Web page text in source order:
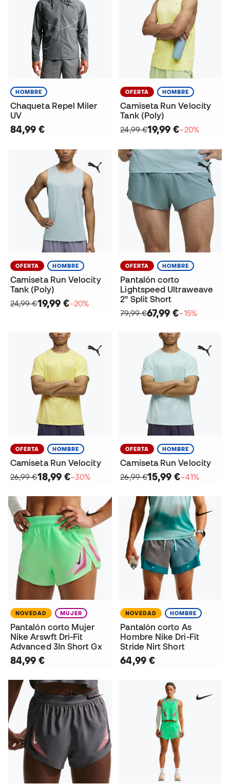
HOMBRE
Chaqueta Repel Miler
UV
84,99 €
OFERTA HOMBRE
Camiseta Run Velocity
Tank (Poly)
24,99 €19,99 €−20%
OFERTA HOMBRE
Camiseta Run Velocity
Tank (Poly)
24,99 €19,99 €−20%
OFERTA HOMBRE
Pantalón corto
Lightspeed Ultraweave
2" Split Short
79,99 €67,99 €−15%
OFERTA HOMBRE
Camiseta Run Velocity
26,99 €18,99 €−30%
OFERTA HOMBRE
Camiseta Run Velocity
26,99 €15,99 €−41%
NOVEDAD MUJER
Pantalón corto Mujer
Nike Arswft Dri-Fit
Advanced 3In Short Gx
84,99 €
NOVEDAD HOMBRE
Pantalón corto As
Hombre Nike Dri-Fit
Stride Nirt Short
64,99 €